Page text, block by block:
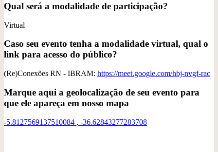
Qual será a modalidade de participação?
Virtual
Caso seu evento tenha a modalidade virtual, qual o
link para acesso do público?
(Re)Conexões RN - IBRAM: https://meet.google.com/hbj-nvgf-rac
Marque aqui a geolocalização de seu evento para
que ele apareça em nosso mapa
-5.8127569137510084 , -36.62843277283708